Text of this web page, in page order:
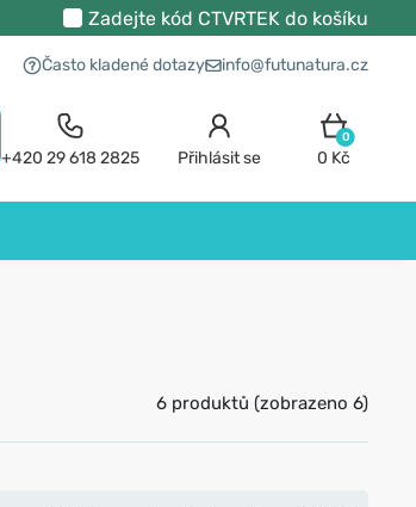
Zadejte kód CTVRTEKdo košíku
Často kladené dotazy info@futunatura.cz
+420 29 618 2825 Přihlásit se
0
0 Kč
6 produktů (zobrazeno 6)